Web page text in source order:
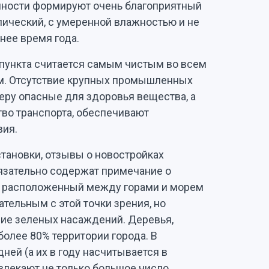
формируют очень благоприятный
с умеренной влажностью и не
время года.
считается самым чистым во всем
Отсутствие крупных промышленных
опасные для здоровья вещества, а
транспорта, обеспечивают
отзывы о новостройках
содержат примечание о
расположенный между горами и морем
с этой точки зрения, но
зеленых насаждений. Деревья,
80% территории города. В
(а их в году насчитывается в